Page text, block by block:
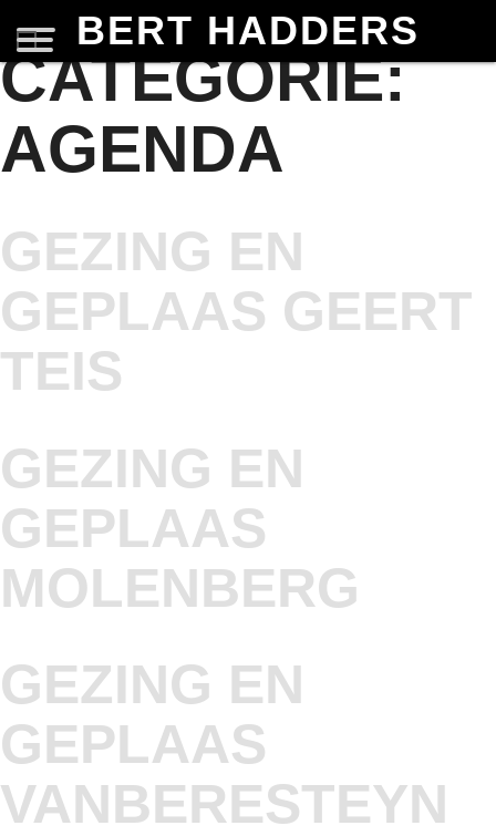
BERT HADDERS
CATEGORIE:
AGENDA
GEZING EN
GEPLAAS GEERT
TEIS
GEZING EN
GEPLAAS
MOLENBERG
GEZING EN
GEPLAAS
VANBERESTEYN